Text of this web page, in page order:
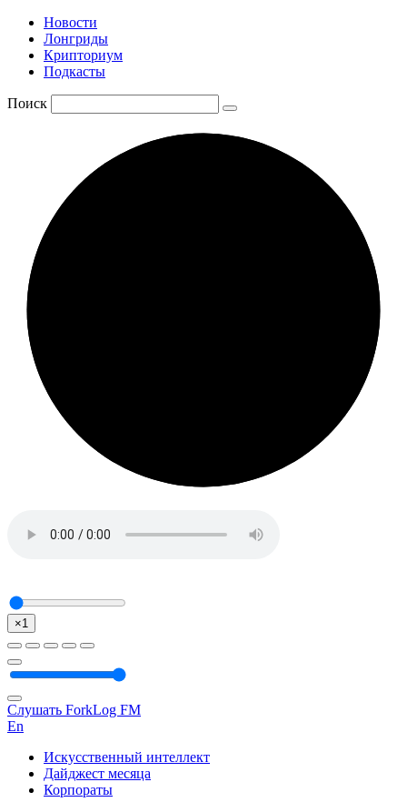
Новости
Лонгриды
Крипториум
Подкасты
Поиск
×1
Слушать ForkLog FM
En
Искусственный интеллект
Дайджест месяца
Корпораты